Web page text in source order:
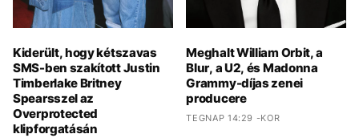
Kiderült, hogy kétszavas
SMS-ben szakított Justin
Timberlake Britney
Spearsszel az
Overprotected
klipforgatásán
Meghalt William Orbit, a
Blur, a U2, és Madonna
Grammy-díjas zenei
producere
TEGNAP 14:29 -KOR